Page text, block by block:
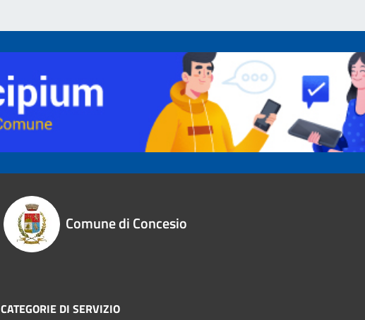
Comune di Concesio
CATEGORIE DI SERVIZIO